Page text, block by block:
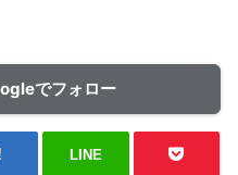
でフォロー
LINE